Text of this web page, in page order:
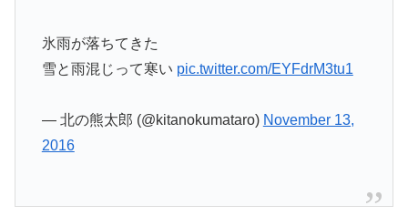
氷雨が落ちてきた
雪と雨混じって寒い pic.twitter.com/EYFdrM3tu1
— 北の熊太郎 (@kitanokumataro) November 13,
2016